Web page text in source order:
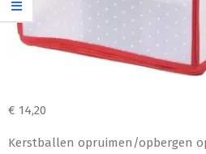
€ 14,20
Kerstballen opruimen/opbergen